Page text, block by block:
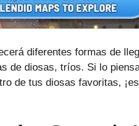
diferentes formas de
de diosas, tríos. Si lo
de tus diosas favoritas,